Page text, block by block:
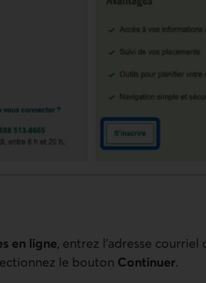
en ligne, entrez l’adresse
le bouton Continuer.